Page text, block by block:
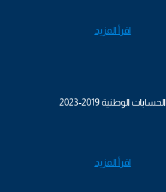
اقرأ المزيد
الحسابات الوطنية 2019-2023
اقرأ المزيد